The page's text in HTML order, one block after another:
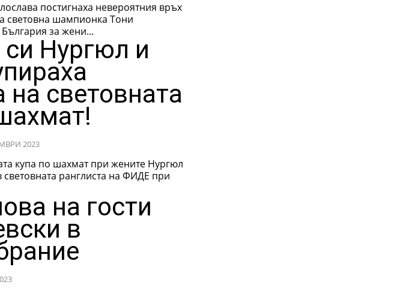
постигнаха невероятния връх
световна шампионка Тони
на България за жени...
си Нургюл и
на световната
2023
купа по шахмат при жените Нургюл
ранглиста на ФИДЕ при
на гости
в